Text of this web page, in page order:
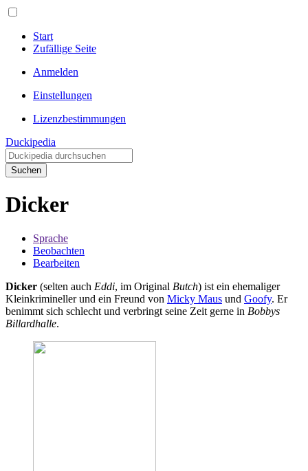
Start
Zufällige Seite
Anmelden
Einstellungen
Lizenzbestimmungen
Duckipedia
Suchen
Dicker
Sprache
Beobachten
Bearbeiten
Dicker (selten auch Eddi, im Original Butch) ist ein ehemaliger
Kleinkrimineller und ein Freund von Micky Maus und Goofy. Er
benimmt sich schlecht und verbringt seine Zeit gerne in Bobbys
Billardhalle.